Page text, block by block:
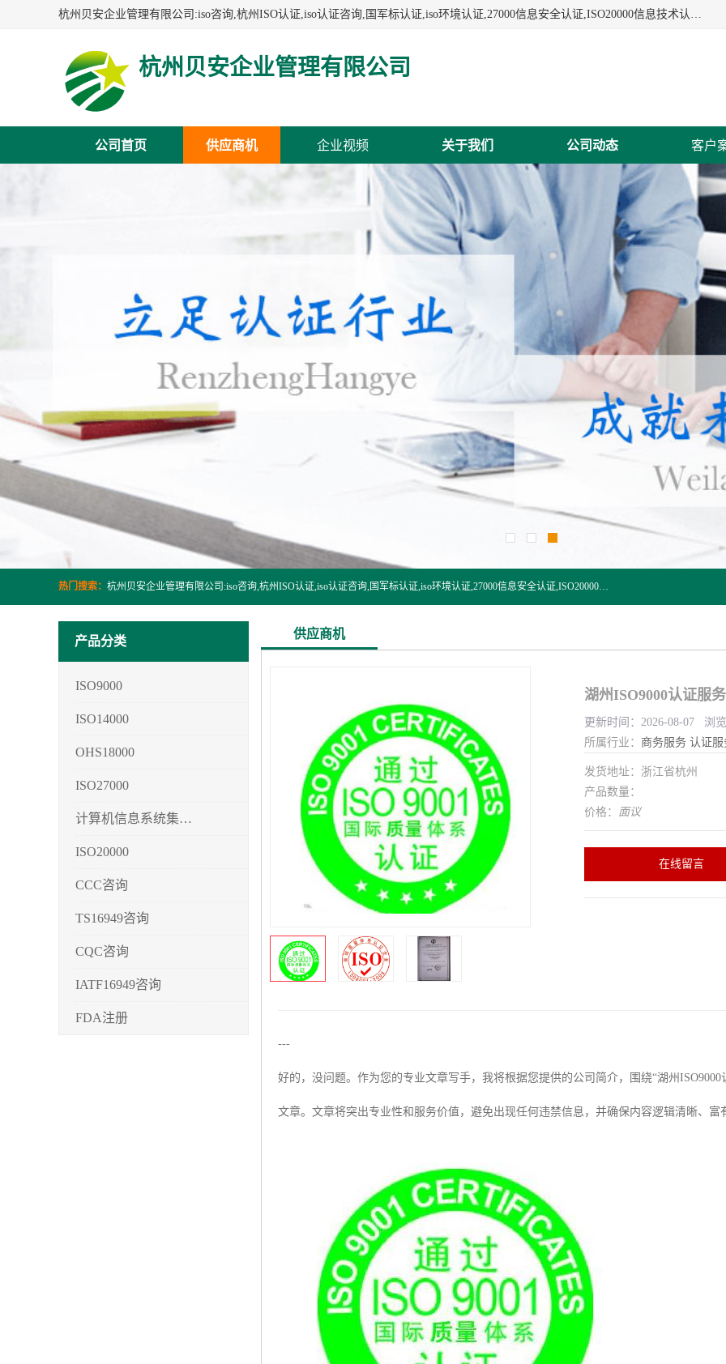
杭州贝安企业管理有限公司:iso咨询,杭州ISO认证,iso认证咨询,国军标认证,iso环境认证,27000信息安全认证,ISO20000信息技术认证,口罩检测报告,32610检测报告,CCRC认证,ISO50001认证,ITSS认证,两化融合认证,出口口罩检测报告等认证代理服务,本公司有近10年的体系咨询经验,能业务覆盖范围南到海南三亚北到新疆阿克苏.
杭州贝安企业管理有限公司
公司首页 供应商机 企业视频 关于我们 公司动态 客户
热门搜索： 杭州贝安企业管理有限公司:iso咨询,杭州ISO认证,iso认证咨询,国军标认证,iso环境认证,27000信息安全认证,ISO20000信息技术认证,口罩检测报告,32610检测报告,CCRC认证,ISO50001认证,ITSS认证,两化融合认证,出口口罩检测报告等认证代理服务,本公司有近10年的体系咨询经验,能业务覆盖范围南到海南三亚北到新疆阿克苏.
产品分类
ISO9000
ISO14000
OHS18000
ISO27000
计算机信息系统集成3/4/5
ISO20000
CCC咨询
TS16949咨询
CQC咨询
IATF16949咨询
FDA注册
供应商机
湖州ISO9000认证服务
更新时间：2026-08-07 浏
所属行业： 商务服务 认证服
发货地址：浙江省杭州
产品数量：
价格： 面议
在线留言
---
好的，没问题。作为您的专业文章写手，我将根据您提供的公司简介，围绕“湖州
文章。文章将突出专业性和服务价值，避免出现任何违禁信息，并确保内容逻辑清晰、富